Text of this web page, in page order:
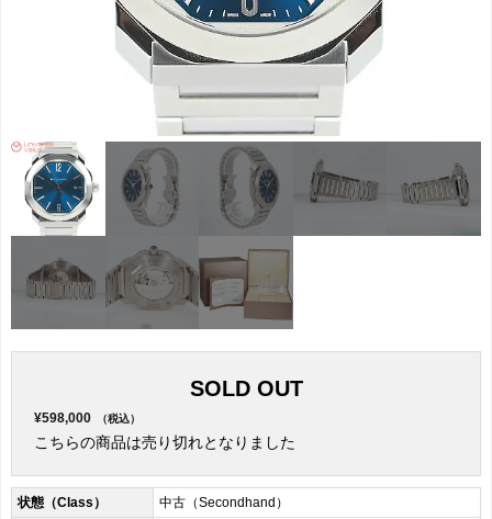
SOLD OUT
¥598,000 （税込）
こちらの商品は売り切れとなりました
状態（Class）
中古（Secondhand）